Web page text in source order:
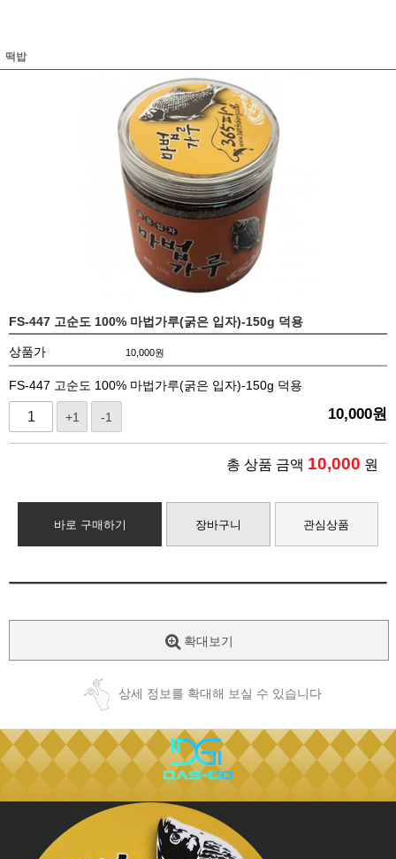
떡밥
FS-447 고순도 100% 마법가루(굵은 입자)-150g 덕용
상품가 10,000원
FS-447 고순도 100% 마법가루(굵은 입자)-150g 덕용
+1 -1 10,000원
총 상품 금액 10,000 원
바로 구매하기 장바구니 관심상품
확대보기
상세 정보를 확대해 보실 수 있습니다